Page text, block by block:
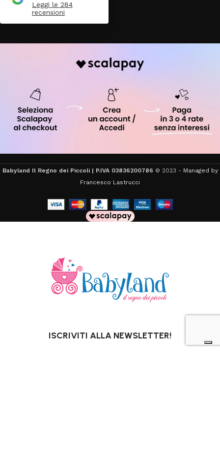
Leggi le 284
recensioni
Babyland Il Regno dei Piccoli | P.IVA 03836200786 © 2023 - Managed by
Francesco Lastrucci
ISCRIVITI ALLA NEWSLETTER!